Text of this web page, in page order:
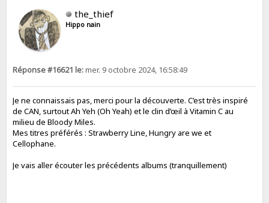
the_thief
Hippo nain
Réponse #16621 le:mer. 9 octobre 2024, 16:58:49
Je ne connaissais pas, merci pour la découverte. C’est très inspiré
de CAN, surtout Ah Yeh (Oh Yeah) et le clin d’œil à Vitamin C au
milieu de Bloody Miles.
Mes titres préférés : Strawberry Line, Hungry are we et
Cellophane.
Je vais aller écouter les précédents albums (tranquillement)